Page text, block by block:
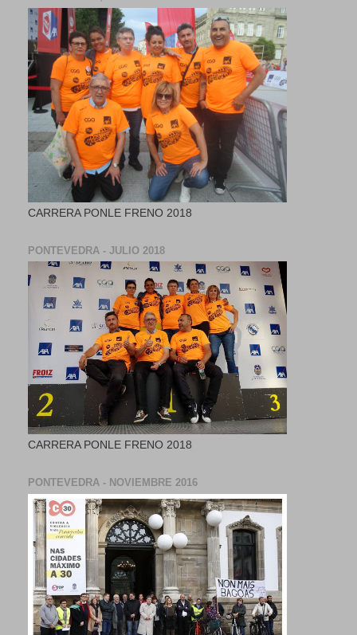
CARRERA PONLE FRENO 2018
PONTEVEDRA - JULIO 2018
CARRERA PONLE FRENO 2018
PONTEVEDRA - NOVIEMBRE 2016